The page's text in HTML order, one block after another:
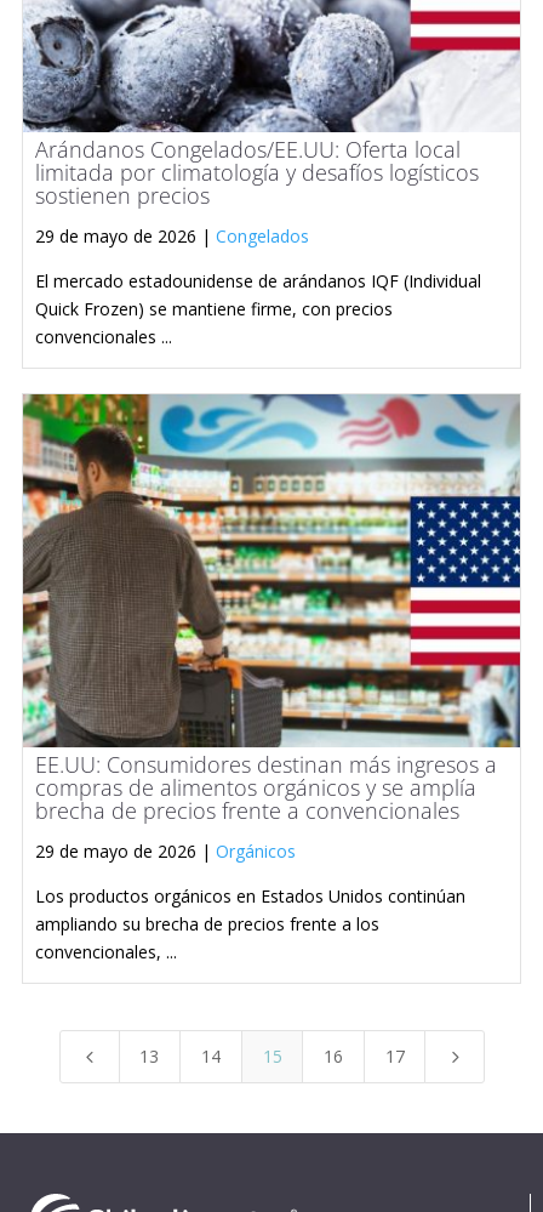
Arándanos Congelados/EE.UU: Oferta local
limitada por climatología y desafíos logísticos
sostienen precios
29 de mayo de 2026 | Congelados
El mercado estadounidense de arándanos IQF (Individual
Quick Frozen) se mantiene firme, con precios
convencionales ...
EE.UU: Consumidores destinan más ingresos a
compras de alimentos orgánicos y se amplía
brecha de precios frente a convencionales
29 de mayo de 2026 | Orgánicos
Los productos orgánicos en Estados Unidos continúan
ampliando su brecha de precios frente a los
convencionales, ...
4 13 14 15 16 17 5